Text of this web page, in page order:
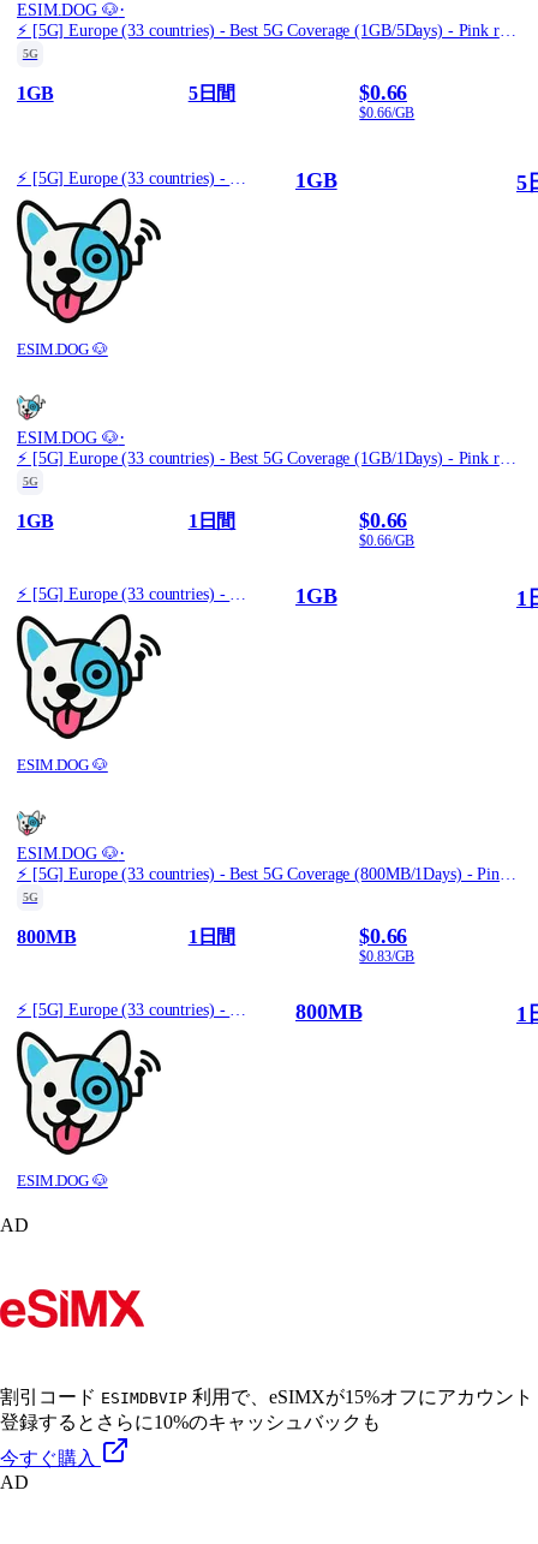
ESIM.DOG 🐶·
⚡️ [5G] Europe (33 countries) - Best 5G Coverage (1GB/5Days) - Pink route
5G
1GB 5日間 $0.66
$0.66/GB
ESIM.DOG 🐶
1GB 5
ESIM.DOG 🐶·
⚡️ [5G] Europe (33 countries) - Best 5G Coverage (1GB/1Days) - Pink route
5G
1GB 1日間 $0.66
$0.66/GB
ESIM.DOG 🐶
1GB 1
ESIM.DOG 🐶·
5G
800MB 1日間 $0.66
$0.83/GB
ESIM.DOG 🐶
800MB 1
AD
割引コード ESIMDBVIP 利用で、eSIMXが15%オフにアカウント
登録するとさらに10%のキャッシュバックも
今すぐ購入
AD